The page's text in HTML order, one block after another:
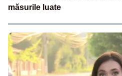
măsurile luate